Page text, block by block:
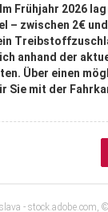
Frühjahr 2026
– zwischen 2€
anhand der
Über einen
Sie mit der
- stock.adobe.com,